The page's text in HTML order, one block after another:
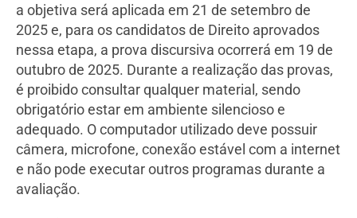
a objetiva será aplicada em 21 de setembro de
2025 e, para os candidatos de Direito aprovados
nessa etapa, a prova discursiva ocorrerá em 19 de
outubro de 2025. Durante a realização das provas,
é proibido consultar qualquer material, sendo
obrigatório estar em ambiente silencioso e
adequado. O computador utilizado deve possuir
câmera, microfone, conexão estável com a internet
e não pode executar outros programas durante a
avaliação.